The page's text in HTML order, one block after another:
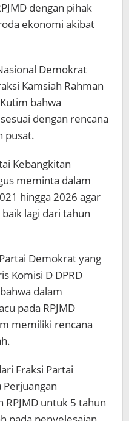
dengan pihak
ekonomi akibat
Demokrat
Kamsiah Rahman
bahwa
dengan rencana
pusat.
Kebangkitan
meminta dalam
hingga 2026 agar
lagi dari tahun
Demokrat yang
Komisi D DPRD
dalam
pada RPJMD
memiliki rencana
Fraksi Partai
Perjuangan
untuk 5 tahun